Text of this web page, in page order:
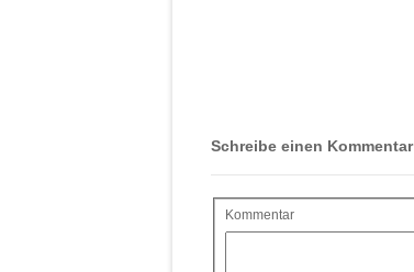
Schreibe einen Kommentar
Kommentar